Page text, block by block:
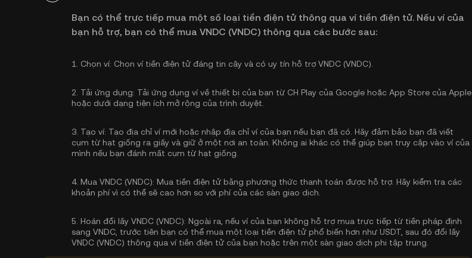
Bạn có thể trực tiếp mua một số loại tiền điện tử thông qua ví tiền điện tử. Nếu ví của
bạn hỗ trợ, bạn có thể mua VNDC (VNDC) thông qua các bước sau:
1. Chọn ví: Chọn ví tiền điện tử đáng tin cậy và có uy tín hỗ trợ VNDC (VNDC).
2. Tải ứng dụng: Tải ứng dụng ví về thiết bị của bạn từ CH Play của Google hoặc App Store của Apple
hoặc dưới dạng tiện ích mở rộng của trình duyệt.
3. Tạo ví: Tạo địa chỉ ví mới hoặc nhập địa chỉ ví của bạn nếu bạn đã có. Hãy đảm bảo bạn đã viết
cụm từ hạt giống ra giấy và giữ ở một nơi an toàn. Không ai khác có thể giúp bạn truy cập vào ví của
mình nếu bạn đánh mất cụm từ hạt giống.
4. Mua VNDC (VNDC): Mua tiền điện tử bằng phương thức thanh toán được hỗ trợ. Hãy kiểm tra các
khoản phí vì có thể sẽ cao hơn so với phí của các sàn giao dịch.
5. Hoán đổi lấy VNDC (VNDC): Ngoài ra, nếu ví của bạn không hỗ trợ mua trực tiếp từ tiền pháp định
sang VNDC, trước tiên bạn có thể mua một loại tiền điện tử phổ biến hơn như USDT, sau đó đổi lấy
VNDC (VNDC) thông qua ví tiền điện tử của bạn hoặc trên một sàn giao dịch phi tập trung.